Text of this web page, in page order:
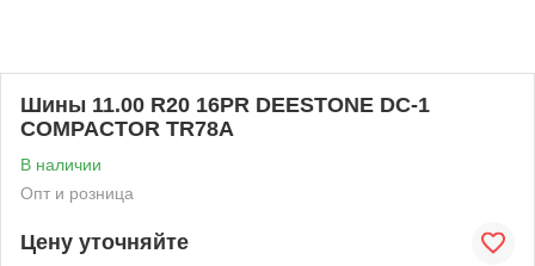
Шины 11.00 R20 16PR DEESTONE DC-1
COMPACTOR TR78A
В наличии
Опт и розница
Цену уточняйте